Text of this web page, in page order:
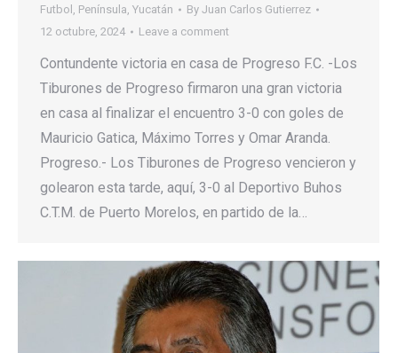
Futbol , Península, Yucatán By Juan Carlos Gutierrez
12 octubre, 2024
Leave a comment
Contundente victoria en casa de Progreso F.C. -Los
Tiburones de Progreso firmaron una gran victoria
en casa al finalizar el encuentro 3-0 con goles de
Mauricio Gatica, Máximo Torres y Omar Aranda.
Progreso.- Los Tiburones de Progreso vencieron y
golearon esta tarde, aquí, 3-0 al Deportivo Buhos
C.T.M. de Puerto Morelos, en partido de la…